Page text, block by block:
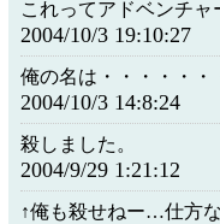
これってアドベンチャ
2004/10/3 19:10:27
俺の名は・・・・・・
2004/10/3 14:8:24
殺しました。
2004/9/29 1:21:12
↑俺も殺せねー…仕方